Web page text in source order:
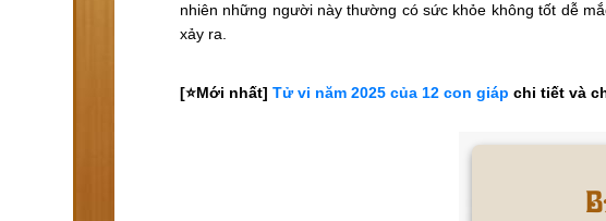
nhiên những người này thường có sức khỏe không tốt dễ
xảy ra.
[⭐️Mới nhất] Tử vi năm 2025 của 12 con giáp chi tiết và